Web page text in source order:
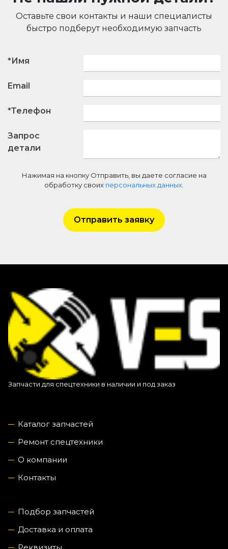
Оставьте свои контакты и наши специалисты
быстро подберут необходимую запчасть
*Имя
Email
*Телефон
Запрос
детали
Нажимая на кнопку Отправить, вы даете согласие на
обработку своих персональных данных
Отправить заявку
Запчасти для спецтехники в наличии и под заказ
Каталог запчастей
Ремонт спецтехники
О компании
Контакты
Подбор запчастей
Доставка и оплата